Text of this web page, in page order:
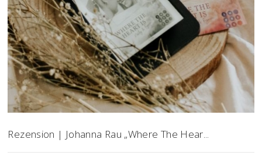
Rezension | Johanna Rau „Where The Hear...